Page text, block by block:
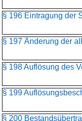
§ 196 Eintragung der
§ 197 Änderung der
§ 198 Auflösung des
§ 199
§ 200